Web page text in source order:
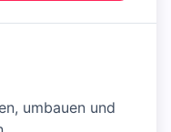
umbauen und